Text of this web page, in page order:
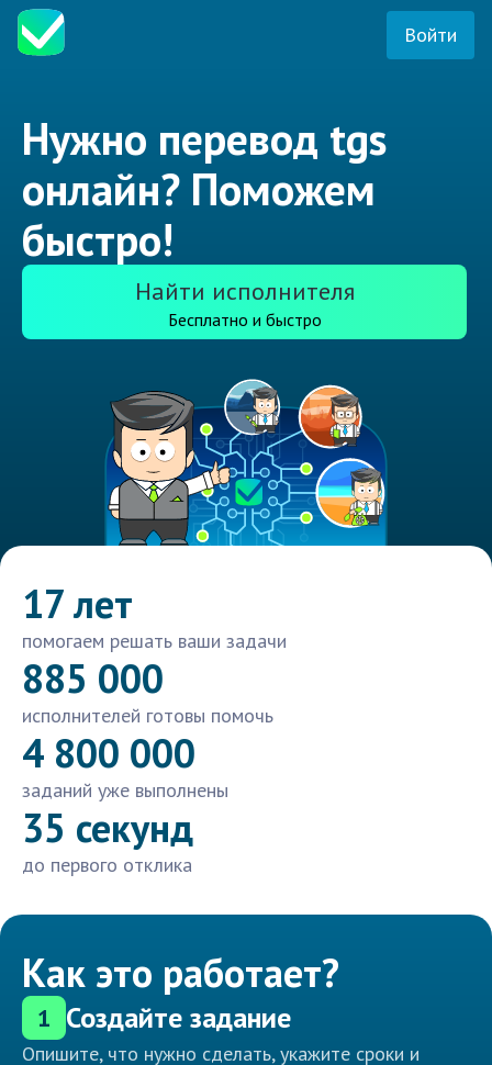
Войти
Нужно перевод tgs
онлайн? Поможем
быстро!
Найти исполнителя
Бесплатно и быстро
17 лет
помогаем решать ваши задачи
885 000
исполнителей готовы помочь
4 800 000
заданий уже выполнены
35 секунд
до первого отклика
Как это работает?
1 Создайте задание
Опишите, что нужно сделать, укажите сроки и